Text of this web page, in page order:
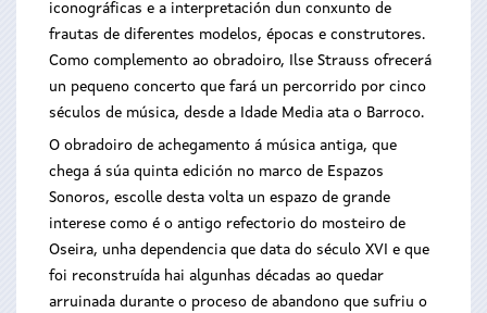
iconográficas e a interpretación dun conxunto de
frautas de diferentes modelos, épocas e construtores.
Como complemento ao obradoiro, Ilse Strauss ofrecerá
un pequeno concerto que fará un percorrido por cinco
séculos de música, desde a Idade Media ata o Barroco.
O obradoiro de achegamento á música antiga, que
chega á súa quinta edición no marco de Espazos
Sonoros, escolle desta volta un espazo de grande
interese como é o antigo refectorio do mosteiro de
Oseira, unha dependencia que data do século XVI e que
foi reconstruída hai algunhas décadas ao quedar
arruinada durante o proceso de abandono que sufriu o